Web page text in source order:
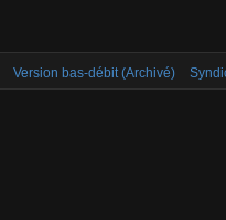
Version bas-débit (Archivé)